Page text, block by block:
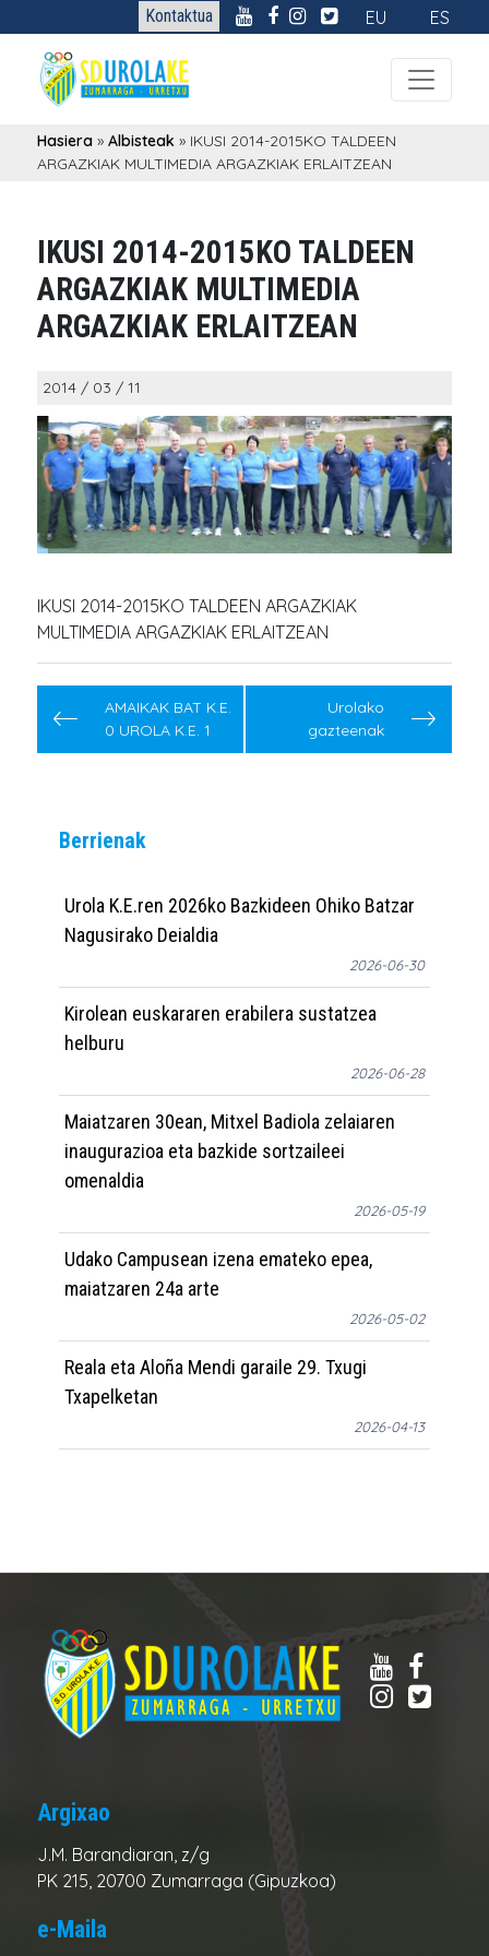
Kontaktua EU ES
Hasiera »Albisteak » IKUSI 2014-2015KO TALDEEN
ARGAZKIAK MULTIMEDIA ARGAZKIAK ERLAITZEAN
IKUSI 2014-2015KO TALDEEN
ARGAZKIAK MULTIMEDIA
ARGAZKIAK ERLAITZEAN
2014 / 03 / 11
IKUSI 2014-2015KO TALDEEN ARGAZKIAK
MULTIMEDIA ARGAZKIAK ERLAITZEAN
Post
navigationAMAIKAK BAT K.E.
0 UROLA K.E. 1
Urolako
gazteenak
Berrienak
Urola K.E.ren 2026ko Bazkideen Ohiko Batzar
Nagusirako Deialdia
2026-06-30
Kirolean euskararen erabilera sustatzea
helburu
2026-06-28
Maiatzaren 30ean, Mitxel Badiola zelaiaren
inaugurazioa eta bazkide sortzaileei
omenaldia
2026-05-19
Udako Campusean izena emateko epea,
maiatzaren 24a arte
2026-05-02
Reala eta Aloña Mendi garaile 29. Txugi
Txapelketan
2026-04-13
Argixao
J.M. Barandiaran, z/g
PK 215, 20700 Zumarraga (Gipuzkoa)
e-Maila